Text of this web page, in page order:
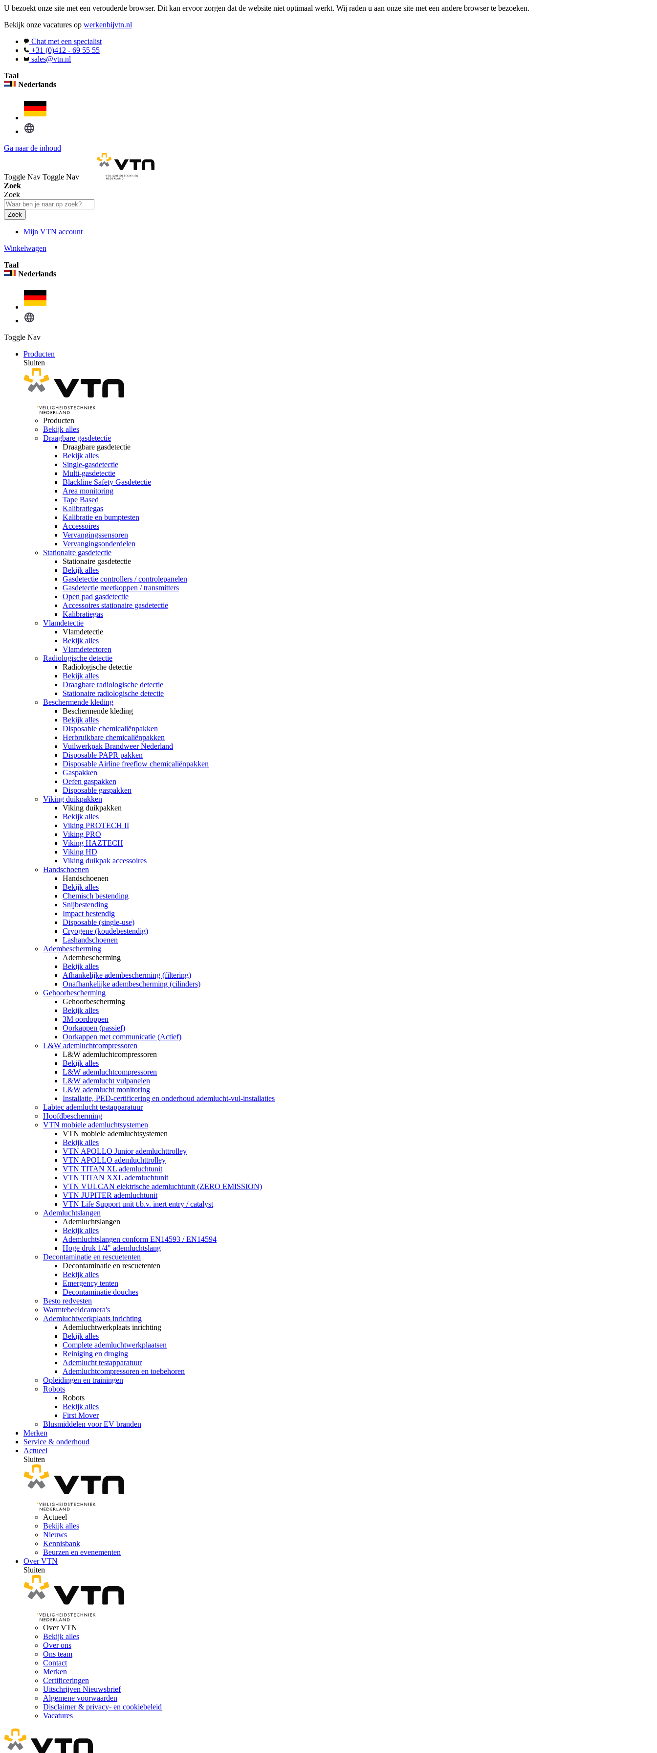
U bezoekt onze site met een verouderde browser. Dit kan ervoor zorgen dat de website niet optimaal werkt. Wij raden u aan onze site met een andere browser te bezoeken.
Bekijk onze vacatures op werkenbijvtn.nl
Chat met een specialist
+31 (0)412 - 69 55 55
sales@vtn.nl
Taal
Nederlands
Ga naar de inhoud
Toggle Nav Toggle Nav
Zoek
Zoek
Zoek
Mijn VTN account
Winkelwagen
Taal
Nederlands
Toggle Nav
Producten
Sluiten
Producten
Bekijk alles
Draagbare gasdetectie
Draagbare gasdetectie
Bekijk alles
Single-gasdetectie
Multi-gasdetectie
Blackline Safety Gasdetectie
Area monitoring
Tape Based
Kalibratiegas
Kalibratie en bumptesten
Accessoires
Vervangingssensoren
Vervangingsonderdelen
Stationaire gasdetectie
Stationaire gasdetectie
Bekijk alles
Gasdetectie controllers / controlepanelen
Gasdetectie meetkoppen / transmitters
Open pad gasdetectie
Accessoires stationaire gasdetectie
Kalibratiegas
Vlamdetectie
Vlamdetectie
Bekijk alles
Vlamdetectoren
Radiologische detectie
Radiologische detectie
Bekijk alles
Draagbare radiologische detectie
Stationaire radiologische detectie
Beschermende kleding
Beschermende kleding
Bekijk alles
Disposable chemicaliënpakken
Herbruikbare chemicaliënpakken
Vuilwerkpak Brandweer Nederland
Disposable PAPR pakken
Disposable Airline freeflow chemicaliënpakken
Gaspakken
Oefen gaspakken
Disposable gaspakken
Viking duikpakken
Viking duikpakken
Bekijk alles
Viking PROTECH II
Viking PRO
Viking HAZTECH
Viking HD
Viking duikpak accessoires
Handschoenen
Handschoenen
Bekijk alles
Chemisch bestending
Snijbestending
Impact bestendig
Disposable (single-use)
Cryogene (koudebestendig)
Lashandschoenen
Adembescherming
Adembescherming
Bekijk alles
Afhankelijke adembescherming (filtering)
Onafhankelijke adembescherming (cilinders)
Gehoorbescherming
Gehoorbescherming
Bekijk alles
3M oordoppen
Oorkappen (passief)
Oorkappen met communicatie (Actief)
L&W ademluchtcompressoren
L&W ademluchtcompressoren
Bekijk alles
L&W ademluchtcompressoren
L&W ademlucht vulpanelen
L&W ademlucht monitoring
Installatie, PED-certificering en onderhoud ademlucht-vul-installaties
Labtec ademlucht testapparatuur
Hoofdbescherming
VTN mobiele ademluchtsystemen
VTN mobiele ademluchtsystemen
Bekijk alles
VTN APOLLO Junior ademluchttrolley
VTN APOLLO ademluchttrolley
VTN TITAN XL ademluchtunit
VTN TITAN XXL ademluchtunit
VTN VULCAN elektrische ademluchtunit (ZERO EMISSION)
VTN JUPITER ademluchtunit
VTN Life Support unit t.b.v. inert entry / catalyst
Ademluchtslangen
Ademluchtslangen
Bekijk alles
Ademluchtslangen conform EN14593 / EN14594
Hoge druk 1/4" ademluchtslang
Decontaminatie en rescuetenten
Decontaminatie en rescuetenten
Bekijk alles
Emergency tenten
Decontaminatie douches
Besto redvesten
Warmtebeeldcamera's
Ademluchtwerkplaats inrichting
Ademluchtwerkplaats inrichting
Bekijk alles
Complete ademluchtwerkplaatsen
Reiniging en droging
Ademlucht testapparatuur
Ademluchtcompressoren en toebehoren
Opleidingen en trainingen
Robots
Robots
Bekijk alles
First Mover
Blusmiddelen voor EV branden
Merken
Service & onderhoud
Actueel
Sluiten
Actueel
Bekijk alles
Nieuws
Kennisbank
Beurzen en evenementen
Over VTN
Sluiten
Over VTN
Bekijk alles
Over ons
Ons team
Contact
Merken
Certificeringen
Uitschrijven Nieuwsbrief
Algemene voorwaarden
Disclaimer & privacy- en cookiebeleid
Vacatures